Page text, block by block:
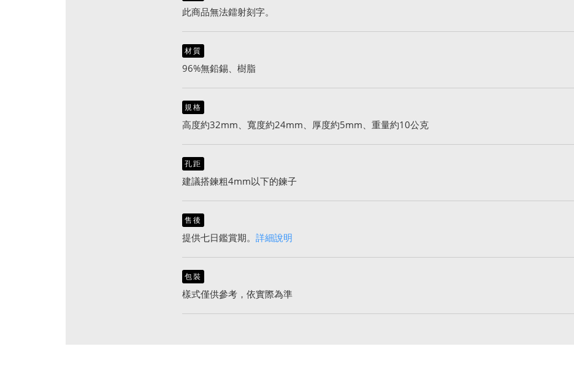
此商品無法鐳射刻字。
材質
96%無鉛錫、樹脂
規格
高度約32mm、寬度約24mm、厚度約5mm、重量約10公克
孔距
建議搭鍊粗4mm以下的鍊子
售後
提供七日鑑賞期。 詳細說明
包裝
樣式僅供參考，依實際為準